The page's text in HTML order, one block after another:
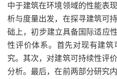
中于建筑在环境领域的性能表
析与度量出发，在探寻建筑可
础上，初步建立具备国际适应
性评价体系。首先对现有建
究。其次，对建筑可持续性评
分析。最后，在前两部分研究